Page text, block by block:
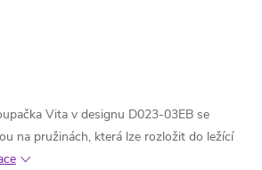
Vita v designu D023-03EB se
na pružinách, která lze rozložit do ležící